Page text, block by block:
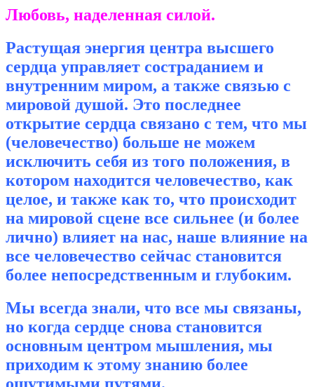
Любовь, наделенная силой.
Растущая энергия центра высшего
сердца управляет состраданием и
внутренним миром, а также связью с
мировой душой. Это последнее
открытие сердца связано с тем, что мы
(человечество) больше не можем
исключить себя из того положения, в
котором находится человечество, как
целое, и также как то, что происходит
на мировой сцене все сильнее (и более
лично) влияет на нас, наше влияние на
все человечество сейчас становится
более непосредственным и глубоким.
Мы всегда знали, что все мы связаны,
но когда сердце снова становится
основным центром мышления, мы
приходим к этому знанию более